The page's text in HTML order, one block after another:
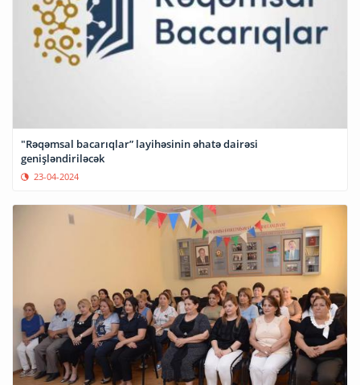
"Rəqəmsal bacarıqlar” layihəsinin əhatə dairəsi
genişləndiriləcək
23-04-2024